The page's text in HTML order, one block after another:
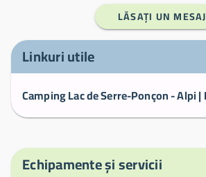
LĂSAȚI UN MESAJ
Linkuri utile
Echipamente și servicii